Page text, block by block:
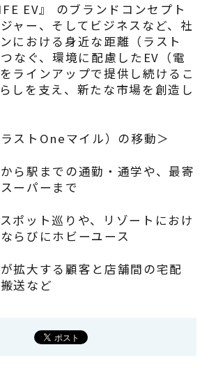
EV』 のブランドコンセプト
ャー、そしてビジネスなど、社
における身近な距離（ラスト
なぐ、環境に配慮したEV（電
ラインアップで提供し続けるこ
しを支え、新たな市場を創造し
ストOneマイル）の移動＞
駅までの通勤・通学や、最寄
ーパーまで
ポット巡りや、リゾートにおけ
らびにホビーユース
拡大する顧客と店舗間の宅配
送など